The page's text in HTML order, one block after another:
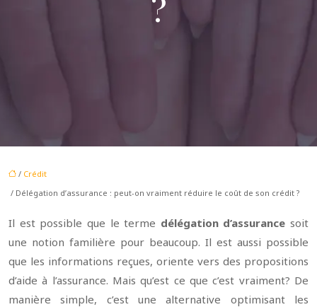
?
/ Crédit
/ Délégation d’assurance : peut-on vraiment réduire le coût de son crédit ?
Il est possible que le terme délégation d’assurance soit
une notion familière pour beaucoup. Il est aussi possible
que les informations reçues, oriente vers des propositions
d’aide à l’assurance. Mais qu’est ce que c’est vraiment? De
manière simple, c’est une alternative optimisant les